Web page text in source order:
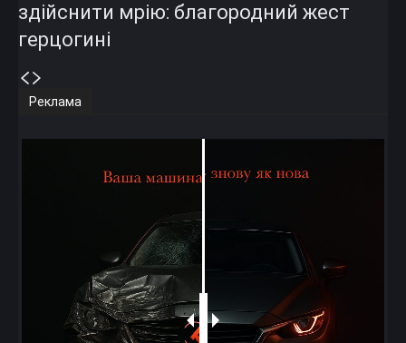
здійснити мрію: благородний жест
герцогині
Реклама